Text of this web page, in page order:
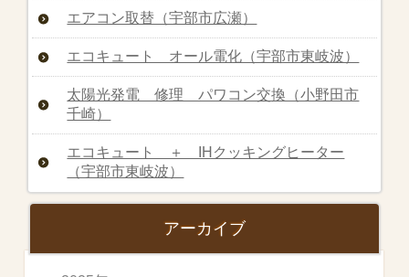
エアコン取替（宇部市広瀬）
エコキュート オール電化（宇部市東岐波）
太陽光発電 修理 パワコン交換（小野田市
千崎）
エコキュート ＋ IHクッキングヒーター
（宇部市東岐波）
アーカイブ